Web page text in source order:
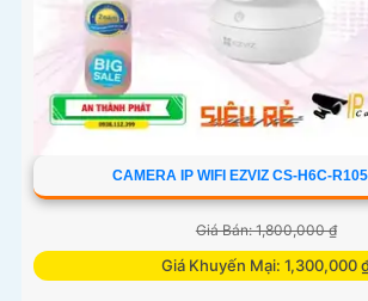
CAMERA IP WIFI EZVIZ CS-H6C-
Giá Bán: 1,800,000 ₫
Giá Khuyến Mại: 1,300,000